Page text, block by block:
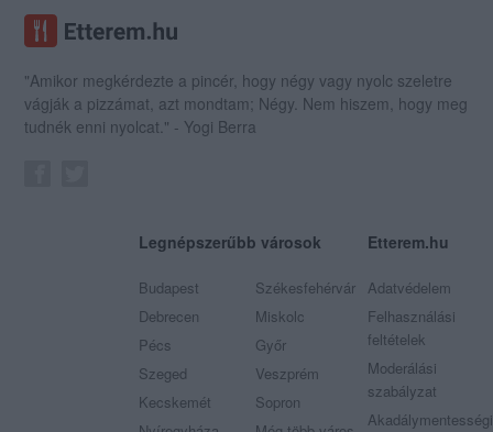
"Amikor megkérdezte a pincér, hogy négy vagy nyolc szeletre
vágják a pizzámat, azt mondtam; Négy. Nem hiszem, hogy meg
tudnék enni nyolcat." - Yogi Berra
Legnépszerűbb városok
Budapest
Debrecen
Pécs
Szeged
Kecskemét
Székesfehérvár
Miskolc
Győr
Veszprém
Sopron
Etterem.hu
Adatvédelem
Felhasználási
feltételek
Moderálási
szabályzat
Akadálymentességi